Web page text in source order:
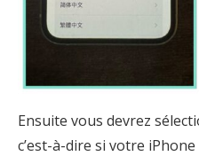
Ensuite vous devrez
c’est-à-dire si votre